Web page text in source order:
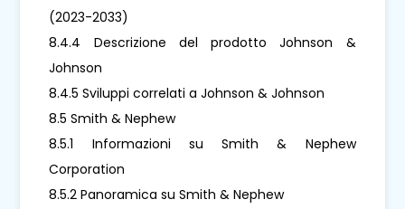
(2023-2033)
8.4.4 Descrizione del prodotto Johnson &
Johnson
8.4.5 Sviluppi correlati a Johnson & Johnson
8.5 Smith & Nephew
8.5.1 Informazioni su Smith & Nephew
Corporation
8.5.2 Panoramica su Smith & Nephew